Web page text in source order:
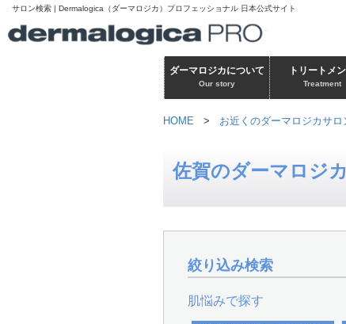
サロン検索 | Dermalogica（ダーマロジカ）プロフェッショナル 日本公式サイト
ダーマロジカについて
Our story
トリートメ
Treatment
HOME > お近くのダーマロジカサロ
佐賀のダーマロジ
絞り込み検索
肌悩みで探す